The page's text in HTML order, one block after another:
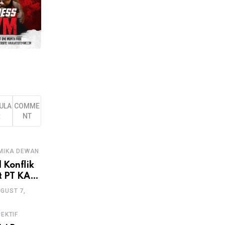
COMME
NT
DEWAN
Konflik
PT KAI
Turi,
A
7,